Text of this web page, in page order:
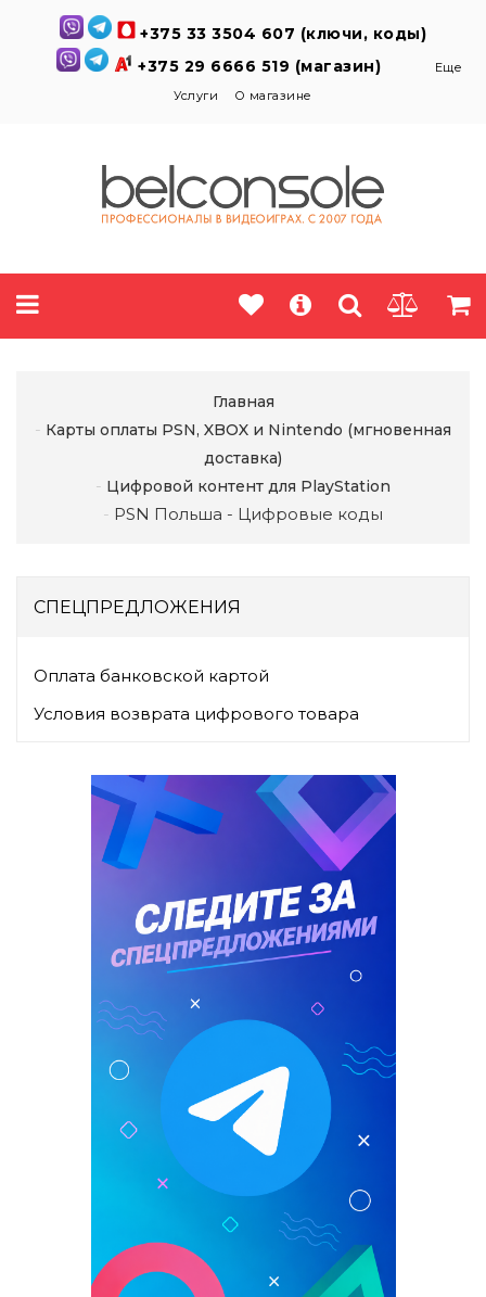
+375 33 3504 607 (ключи, коды)
+375 29 6666 519 (магазин)
Еще
Услуги
О магазине
Главная
Карты оплаты PSN, XBOX и Nintendo (мгновенная
доставка)
Цифровой контент для PlayStation
PSN Польша - Цифровые коды
СПЕЦПРЕДЛОЖЕНИЯ
Оплата банковской картой
Условия возврата цифрового товара